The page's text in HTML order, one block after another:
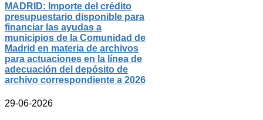
MADRID: Importe del crédito
presupuestario disponible para
financiar las ayudas a
municipios de la Comunidad de
Madrid en materia de archivos
para actuaciones en la línea de
adecuación del depósito de
archivo correspondiente a 2026
29-06-2026